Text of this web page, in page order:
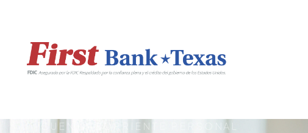
CUENTA CORRIENTE PERSONAL